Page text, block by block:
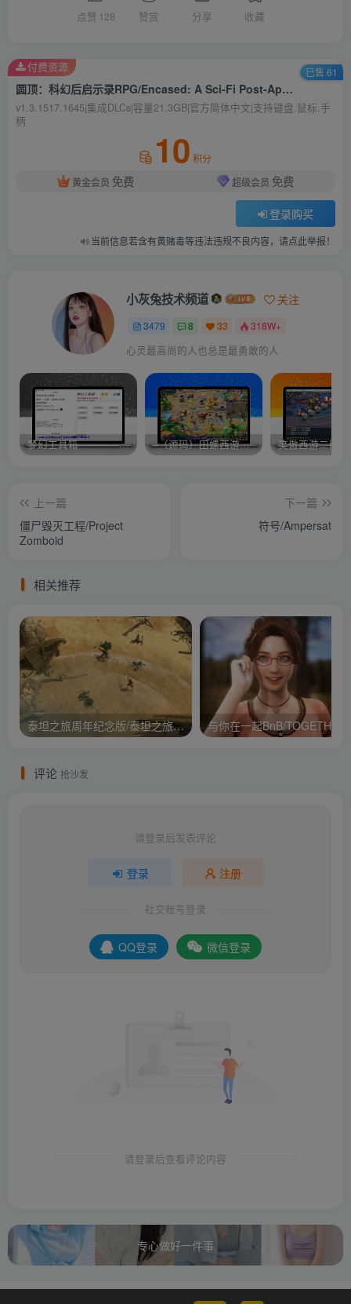
点赞 128 赞赏 分享 收藏
圆顶：科幻后启示录RPG/Encased: A Sci-Fi Post-Apocaly
v1.3.1517.1645|集成DLCs|容量21.3GB|官方简体中文|支持键盘.鼠标.手
柄
10 积分
黄金会员 免费 超级会员 免费
登录购买
当前信息若含有黄赌毒等违法违规不良内容，请点此举报！
付费资源 已售 61
小灰兔技术频道 关注
3479 8 33 318W+
心灵最高尚的人也总是最勇敢的人
梦幻工具箱————-免费 –（源码）田螺西游9.0 假人摆摊18门派飞升渡劫化圣助战最新BB谛听…. 笑傲西游二版-
上一篇
僵尸毁灭工程/Project
Zomboid
下一篇
符号/Ampersat
相关推荐
泰坦之旅周年纪念版/泰坦之旅：不朽王座/Titan Quest Anniversary Edition
评论 抢沙发
请登录后发表评论
登录 注册
社交账号登录
QQ登录 微信登录
请登录后查看评论内容
专心做好一件事